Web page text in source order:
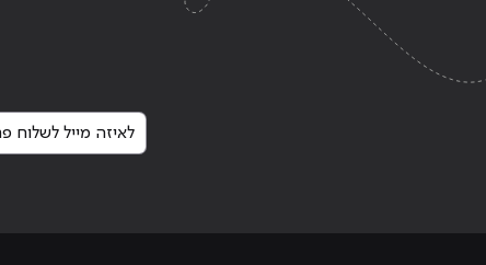
לאיזה מייל לשלוח